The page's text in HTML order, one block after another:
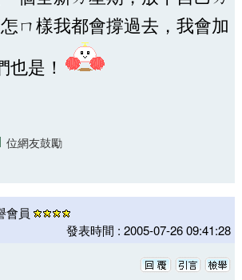
ㄇ樣我都會撐過去，我會加
也是！
位網友鼓勵
會員
發表時間 : 2005-07-26 09:41:28